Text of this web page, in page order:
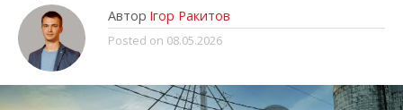
Автор Ігор Ракитов
Posted on 08.05.2026